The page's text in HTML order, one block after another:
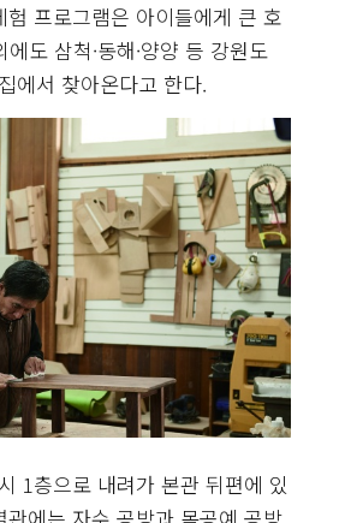
프로그램은 아이들에게 큰 호
도 삼척·동해·양양 등 강원도
에서 찾아온다고 한다.
1층으로 내려가 본관 뒤편에 있